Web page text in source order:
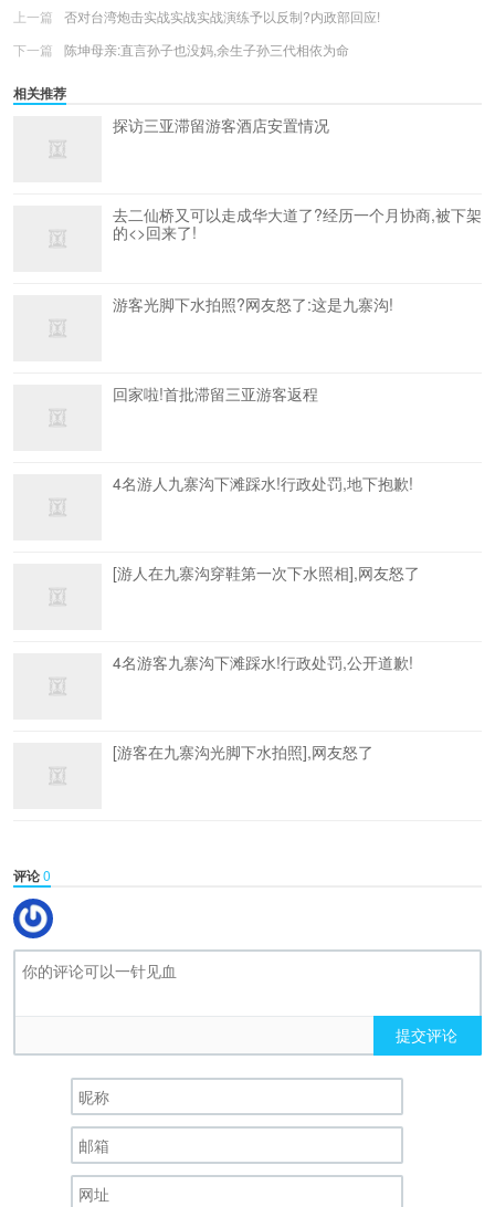
上一篇
否对台湾炮击实战实战实战演练予以反制?内政部回应!
下一篇
陈坤母亲:直言孙子也没妈,余生子孙三代相依为命
相关推荐
探访三亚滞留游客酒店安置情况
去二仙桥又可以走成华大道了?经历一个月协商,被下架
的<>回来了!
游客光脚下水拍照?网友怒了:这是九寨沟!
回家啦!首批滞留三亚游客返程
4名游人九寨沟下滩踩水!行政处罚,地下抱歉!
[游人在九寨沟穿鞋第一次下水照相],网友怒了
4名游客九寨沟下滩踩水!行政处罚,公开道歉!
[游客在九寨沟光脚下水拍照],网友怒了
评论0
提交评论